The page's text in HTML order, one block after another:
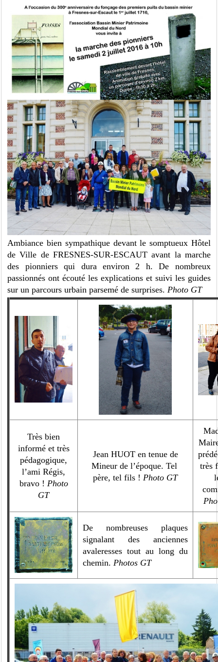
Ambiance bien sympathique devant le somptueux Hôtel
de Ville de FRESNES-SUR-ESCAUT avant la marche
des pionniers qui dura environ 2 h. De nombreux
passionnés ont écouté les explications et suivi les guides
sur un parcours urbain parsemé de surprises. Photo GT
Très bien
informé et très
pédagogique,
l’ami Régis,
bravo ! Photo
GT
Jean HUOT en tenue de
Mineur de l’époque. Tel
père, tel fils ! Photo GT
très
De nombreuses plaques
signalant des anciennes
avaleresses tout au long du
chemin. Photos GT